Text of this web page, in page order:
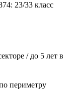
23/33 класс
/ до 5 лет в
периметру